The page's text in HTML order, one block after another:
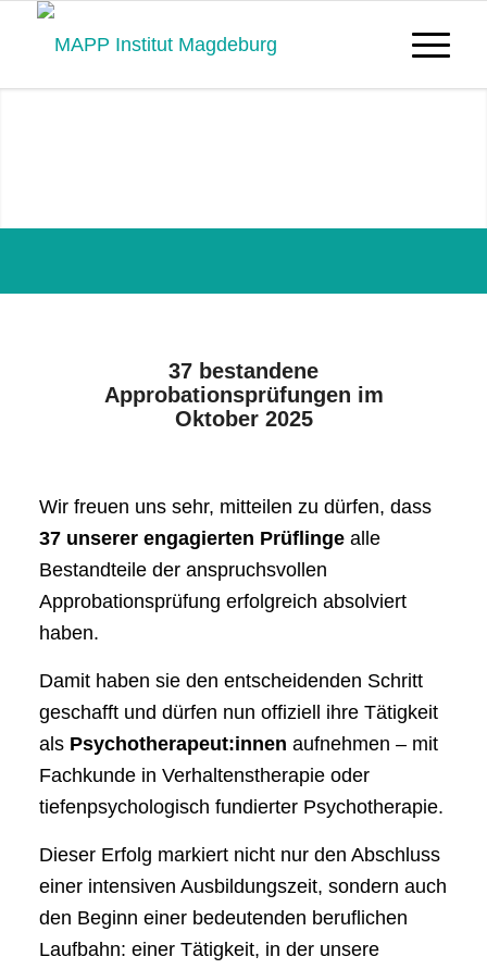
37 neue Approbationen am
37 bestandene
Approbationsprüfungen im
Oktober 2025
Wir freuen uns sehr, mitteilen zu dürfen, dass
37 unserer engagierten Prüflinge alle
Bestandteile der anspruchsvollen
Approbationsprüfung erfolgreich absolviert
haben.
Damit haben sie den entscheidenden Schritt
geschafft und dürfen nun offiziell ihre Tätigkeit
als Psychotherapeut:innen aufnehmen – mit
Fachkunde in Verhaltenstherapie oder
tiefenpsychologisch fundierter Psychotherapie.
Dieser Erfolg markiert nicht nur den Abschluss
einer intensiven Ausbildungszeit, sondern auch
den Beginn einer bedeutenden beruflichen
Laufbahn: einer Tätigkeit, in der unsere